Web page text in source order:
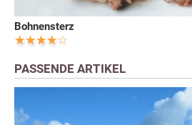
Bohnensterz
PASSENDE ARTIKEL